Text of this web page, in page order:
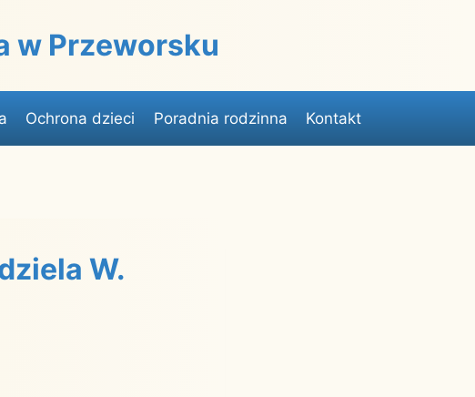
w Przeworsku
Ochrona dzieci Poradnia rodzinna Kontakt
W.